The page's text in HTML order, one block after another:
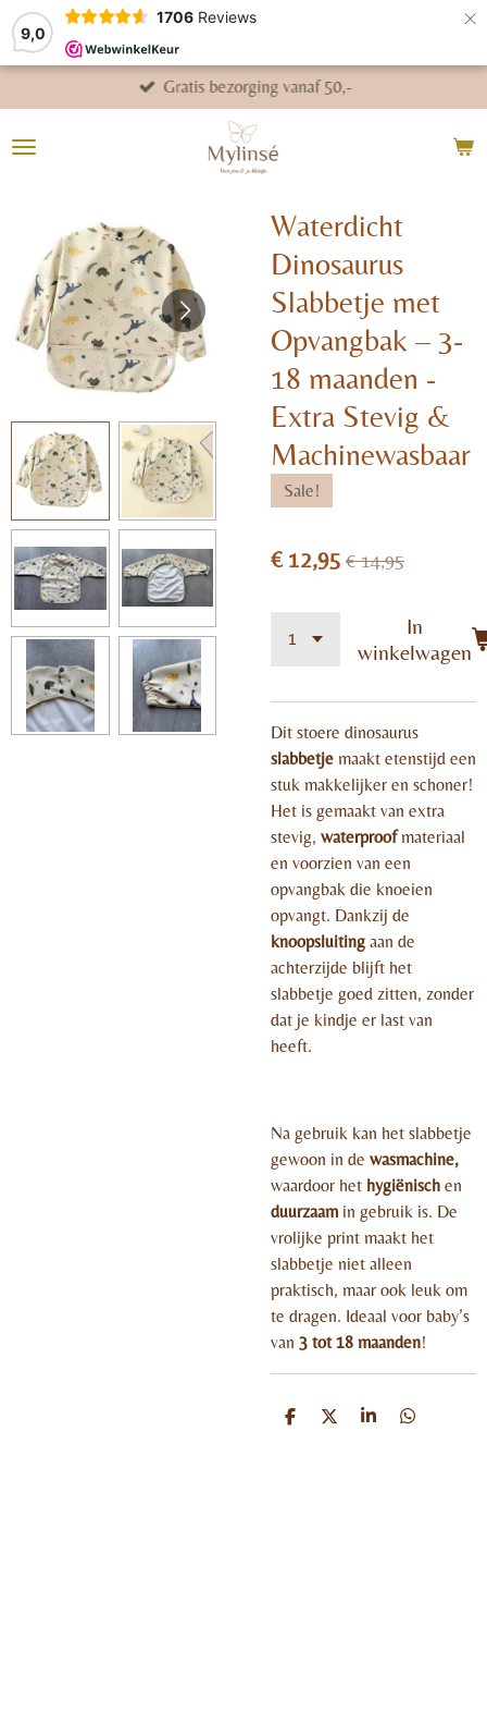
9,0
1706 Reviews ×
Gratis bezorging vanaf 50,-
Waterdicht
Dinosaurus
Slabbetje met
Opvangbak – 3-
18 maanden -
Extra Stevig &
Machinewasbaar
Sale!
€ 12,95 € 14,95
In
winkelwagen
Dit stoere dinosaurus
slabbetje maakt etenstijd een
stuk makkelijker en schoner!
Het is gemaakt van extra
stevig, waterproofmateriaal
en voorzien van een
opvangbak die knoeien
opvangt. Dankzij de
knoopsluiting aan de
achterzijde blijft het
slabbetje goed zitten, zonder
dat je kindje er last van
heeft.
Na gebruik kan het slabbetje
gewoon in de wasmachine,
waardoor het hygiënisch en
duurzaam in gebruik is. De
vrolijke print maakt het
slabbetje niet alleen
praktisch, maar ook leuk om
te dragen. Ideaal voor baby’s
van 3 tot 18 maanden!
D
D
S
D